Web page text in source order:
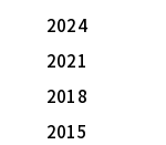
2024
2021
2018
2015